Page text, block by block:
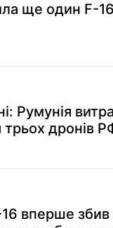
ще один F-
Румунія
трьох дронів
16 вперше